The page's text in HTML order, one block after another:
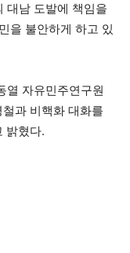
대남 도발에 책임을
을 불안하게 하고 있
열 자유민주연구원
과 비핵화 대화를
밝혔다.